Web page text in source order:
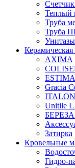
Теплый
Труба
Труба
Керамическая
AXIMA
ESTIMA
Gracia
ITALON
Unitile
Затирка
Кровельные
Гидро-